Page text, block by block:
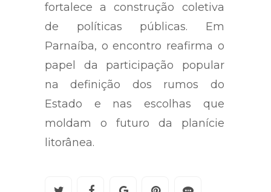
fortalece a construção coletiva
de políticas públicas. Em
Parnaíba, o encontro reafirma o
papel da participação popular
na definição dos rumos do
Estado e nas escolhas que
moldam o futuro da planície
litorânea.